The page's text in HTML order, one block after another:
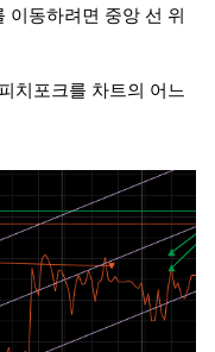
이동하려면 중앙 선 위
치포크를 차트의 어느